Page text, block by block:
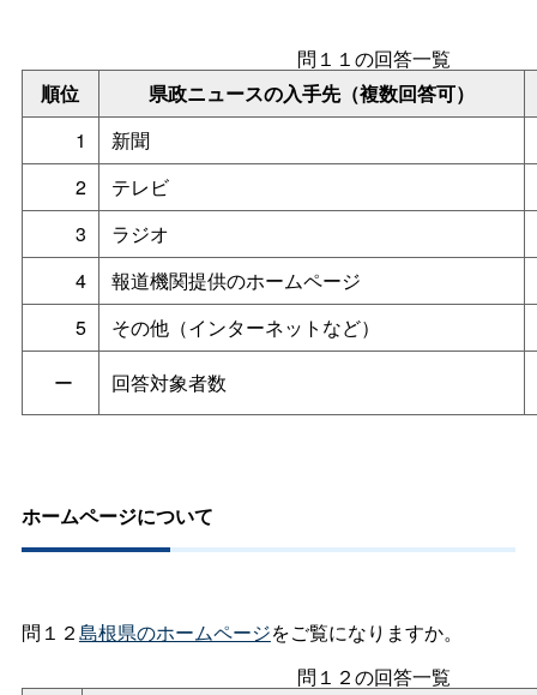
問１１の回答一覧
順位
県政ニュースの入手先（複数回答可）
1
新聞
2
テレビ
3
ラジオ
4
報道機関提供のホームページ
5
その他（インターネットなど）
ー
回答対象者数
ホームページについて
問１２島根県のホームページをご覧になりますか。
問１２の回答一覧